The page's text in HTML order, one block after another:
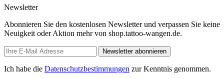
Newsletter
Abonnieren Sie den kostenlosen Newsletter und verpassen Sie keine
Neuigkeit oder Aktion mehr von shop.tattoo-wangen.de.
Newsletter abonnieren
Ich habe die Datenschutzbestimmungen zur Kenntnis genommen.